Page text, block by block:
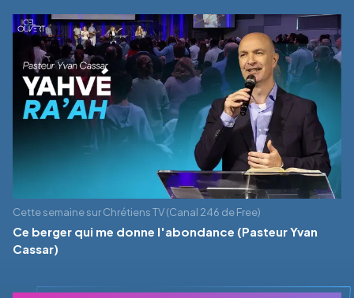
Cette semaine sur Chrétiens TV (Canal 246 de Free)
Ce berger qui me donne l'abondance (Pasteur Yvan
Cassar)